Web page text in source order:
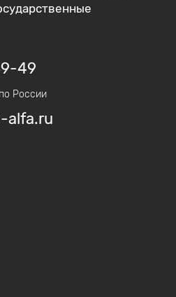
49
России
alfa.ru